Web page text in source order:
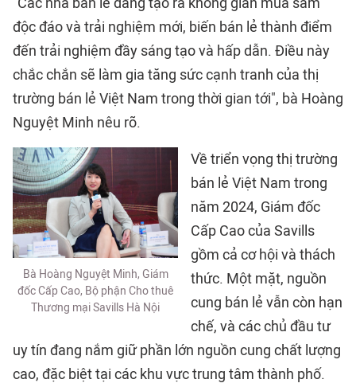
độc đáo và trải nghiệm mới, biến bán lẻ thành điểm
đến trải nghiệm đầy sáng tạo và hấp dẫn. Điều này
chắc chắn sẽ làm gia tăng sức cạnh tranh của thị
trường bán lẻ Việt Nam trong thời gian tới", bà Hoàng
Nguyệt Minh nêu rõ.
Bà Hoàng Nguyệt Minh, Giám
đốc Cấp Cao, Bộ phận Cho thuê
Thương mại Savills Hà Nội
Về triển vọng thị trường
bán lẻ Việt Nam trong
năm 2024, Giám đốc
Cấp Cao của Savills
gồm cả cơ hội và thách
thức. Một mặt, nguồn
cung bán lẻ vẫn còn hạn
chế, và các chủ đầu tư
uy tín đang nắm giữ phần lớn nguồn cung chất lượng
cao, đặc biệt tại các khu vực trung tâm thành phố.